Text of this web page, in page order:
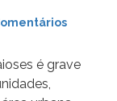
é grave